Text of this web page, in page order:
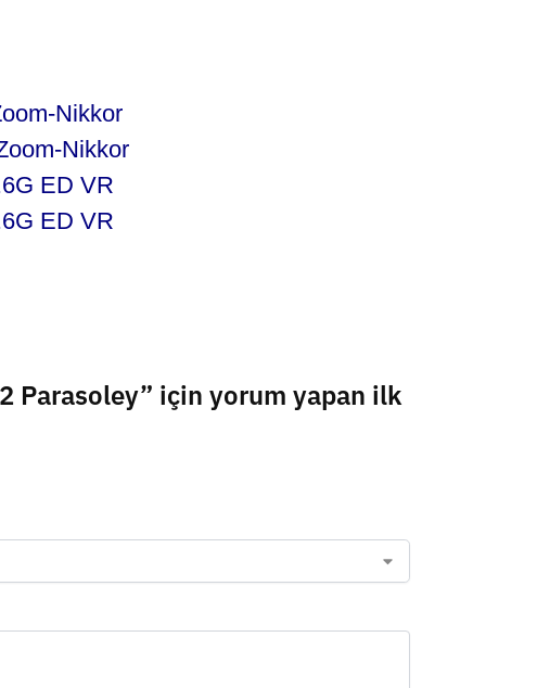
Nikkor
Nikkor
ED VR
ED VR
Parasoley” için yorum yapan ilk